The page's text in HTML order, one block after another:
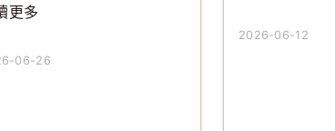
更多
06-26
2026-06-12